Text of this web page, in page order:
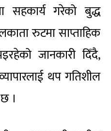
सहकार्य गरेको बुद्ध
रुटमा साप्ताहिक
जानकारी दिँदै,
थप गतिशील
।